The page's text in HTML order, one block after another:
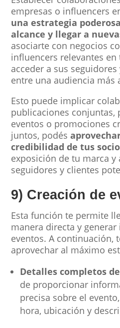
empresas o influencers
una estrategia
alcance y llegar a
asociarte con negocios
influencers relevantes
acceder a sus
entre una audiencia más
Esto puede implicar
publicaciones conjuntas,
eventos o promociones
juntos, podés
credibilidad de tus
exposición de tu marca y
seguidores y clientes
9) Creación de
Esta función te permite
manera directa y
eventos. A continuación,
aprovechar al máximo
Detalles completos
de proporcionar
precisa sobre el
hora, ubicación y